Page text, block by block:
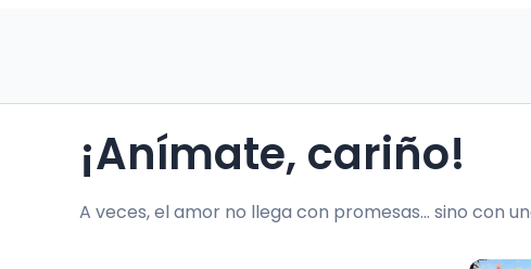
¡Anímate, cariño!
A veces, el amor no llega con promesas… sino con